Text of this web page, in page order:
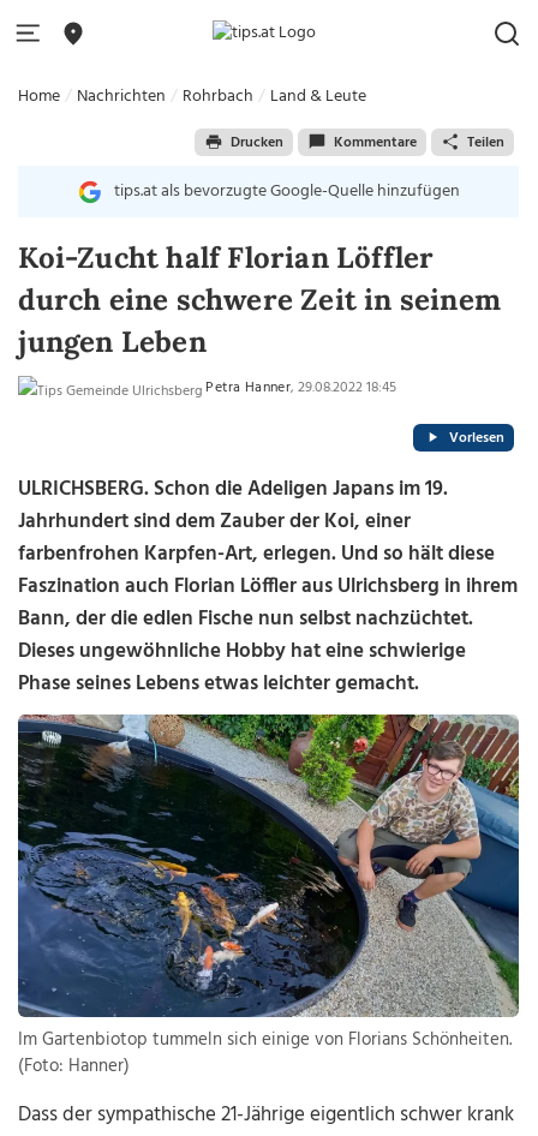
Home Nachrichten Rohrbach Land & Leute
Drucken Kommentare Teilen
tips.at als bevorzugte Google-Quelle hinzufügen
Koi-Zucht half Florian Löffler
durch eine schwere Zeit in seinem
jungen Leben
Petra Hanner, 29.08.2022 18:45
Vorlesen
ULRICHSBERG.Schon die Adeligen Japans im 19.
Jahrhundert sind dem Zauber der Koi, einer
farbenfrohen Karpfen-Art, erlegen. Und so hält diese
Faszination auch Florian Löffler aus Ulrichsberg in ihrem
Bann, der die edlen Fische nun selbst nachzüchtet.
Dieses ungewöhnliche Hobby hat eine schwierige
Phase seines Lebens etwas leichter gemacht.
Im Gartenbiotop tummeln sich einige von Florians Schönheiten.
(Foto: Hanner)
Dass der sympathische 21-Jährige eigentlich schwer krank